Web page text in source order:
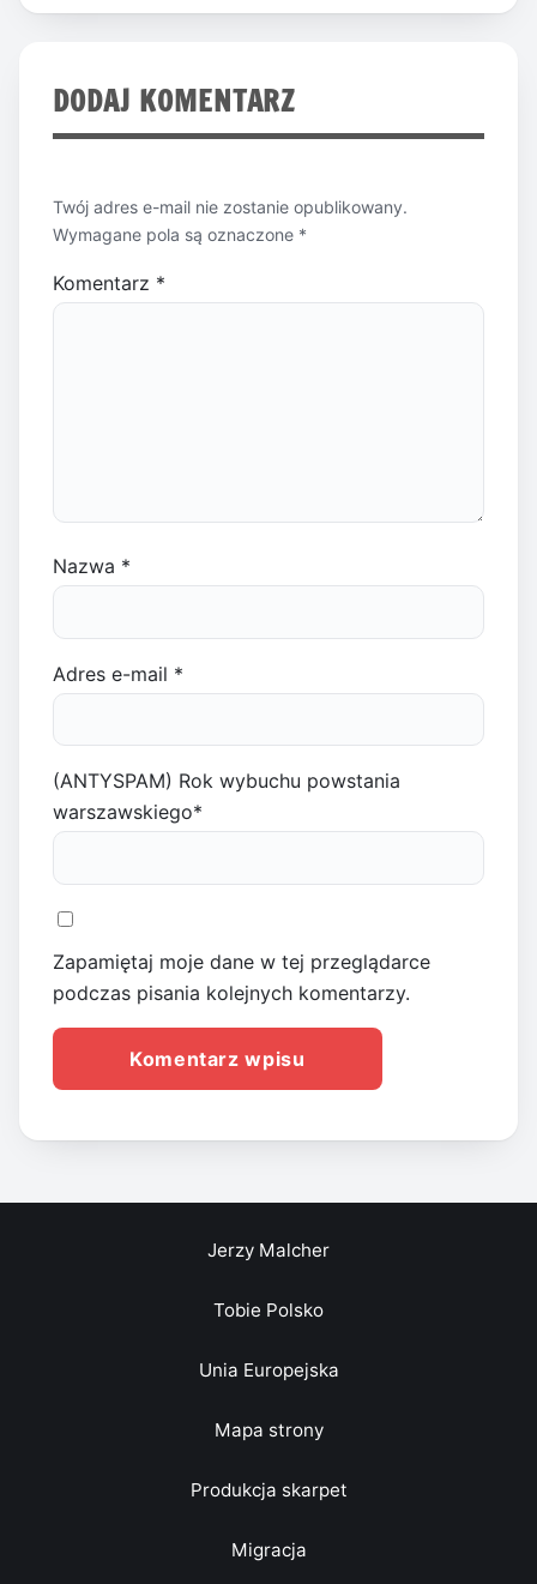
DODAJ KOMENTARZ
Twój adres e-mail nie zostanie opublikowany.
Wymagane pola są oznaczone *
Komentarz *
Nazwa *
Adres e-mail *
(ANTYSPAM) Rok wybuchu powstania
warszawskiego*
Zapamiętaj moje dane w tej przeglądarce
podczas pisania kolejnych komentarzy.
Jerzy Malcher
Tobie Polsko
Unia Europejska
Mapa strony
Produkcja skarpet
Migracja